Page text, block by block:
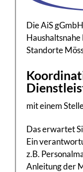
Die AiS
Standorte
mit einem
Das erwartet
Ein
z.B.
Anleitung der